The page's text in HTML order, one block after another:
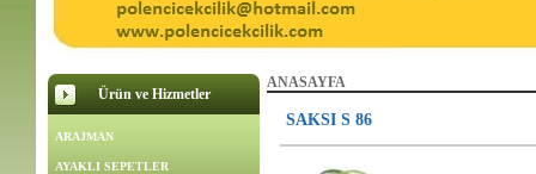
Ürün ve Hizmetler
ARAJMAN
AYAKLI SEPETLER
ANASAYFA
SAKSI S 86